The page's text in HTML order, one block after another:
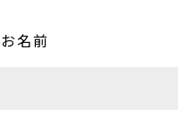
お名前